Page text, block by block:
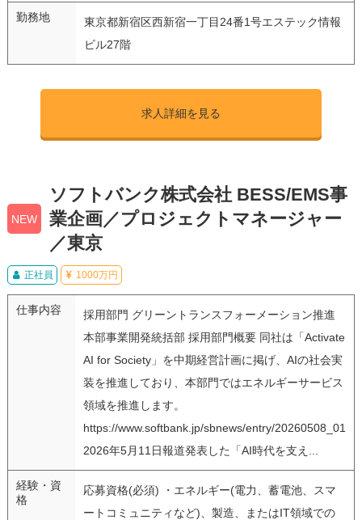
勤務地
東京都新宿区西新宿一丁目24番1号エステック情報
ビル27階
求人詳細を見る
NEW
ソフトバンク株式会社 BESS/EMS事
業企画／プロジェクトマネージャー
／東京
正社員 1000万円
仕事内容
採用部門 グリーントランスフォーメーション推進
本部事業開発統括部 採用部門概要 同社は「Activate
AI for Society」を中期経営計画に掲げ、AIの社会実
装を推進しており、本部門ではエネルギーサービス
領域を推進します。
https://www.softbank.jp/sbnews/entry/20260508_01
2026年5月11日報道発表した「AI時代を支え...
経験・資
格
応募資格(必須) ・エネルギー(電力、蓄電池、スマ
ートコミュニティなど)、製造、またはIT領域での